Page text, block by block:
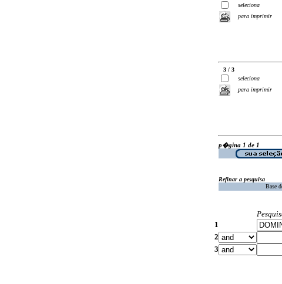
seleciona
para imprimir
3 / 3
seleciona
para imprimir
p�gina 1 de 1
Refinar a pesquisa
Base
1
2
3